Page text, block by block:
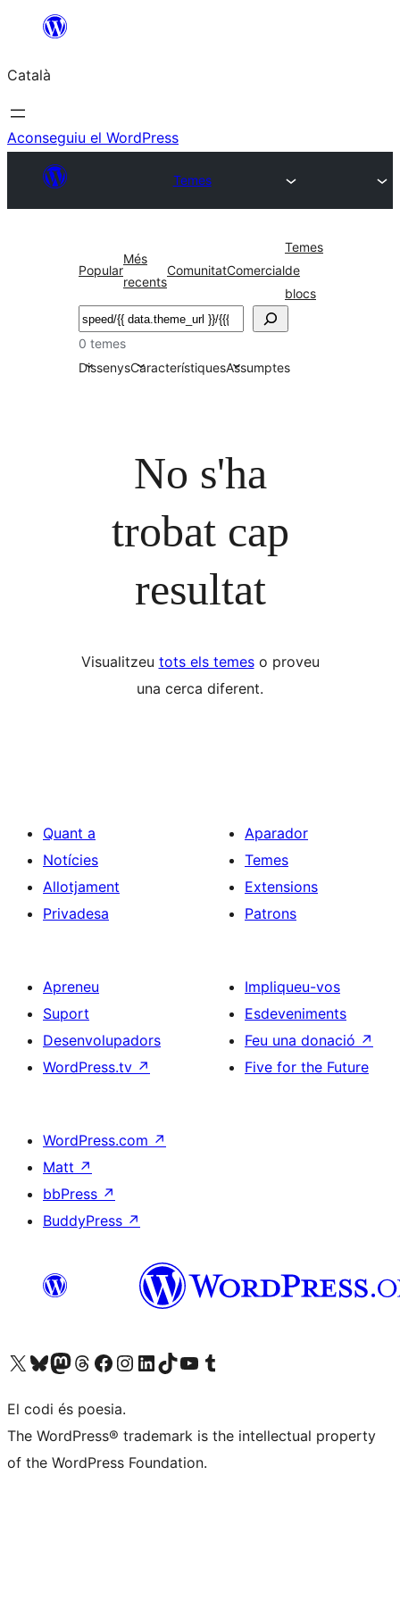
contingut
Català
Aconseguiu el WordPress
Temes
Popular
Més
recents
ComunitatComercial
Temes
de
blocs
Cerca
0 temes
DissenysCaracterístiquesAssumptes
No s'ha
trobat cap
resultat
Visualitzeu tots els temeso proveu
una cerca diferent.
Quant a
Notícies
Allotjament
Privadesa
Aparador
Temes
Extensions
Patrons
Apreneu
Suport
Desenvolupadors
WordPress.tv ↗
Impliqueu-vos
Esdeveniments
Feu una donació ↗
Five for the Future
WordPress.com ↗
Matt ↗
bbPress ↗
BuddyPress ↗
Visiteu el nostre compte X (abans Twitter)
Visiteu el nostre compte de Bluesky
Visiteu el nostre compte al Mastodon
Visiteu el nostre compte de Threads
Visiteu la nostra pàgina al Facebook
Visiteu el nostre compte d'Instagram
Visiteu el nostre compte de LinkedIn
Visiteu el nostre compte de TikTok
Visiteu el nostre canal al YouTube
Visiteu el nostre compte de Tumblr
El codi és poesia.
The WordPress® trademark is the intellectual property
of the WordPress Foundation.